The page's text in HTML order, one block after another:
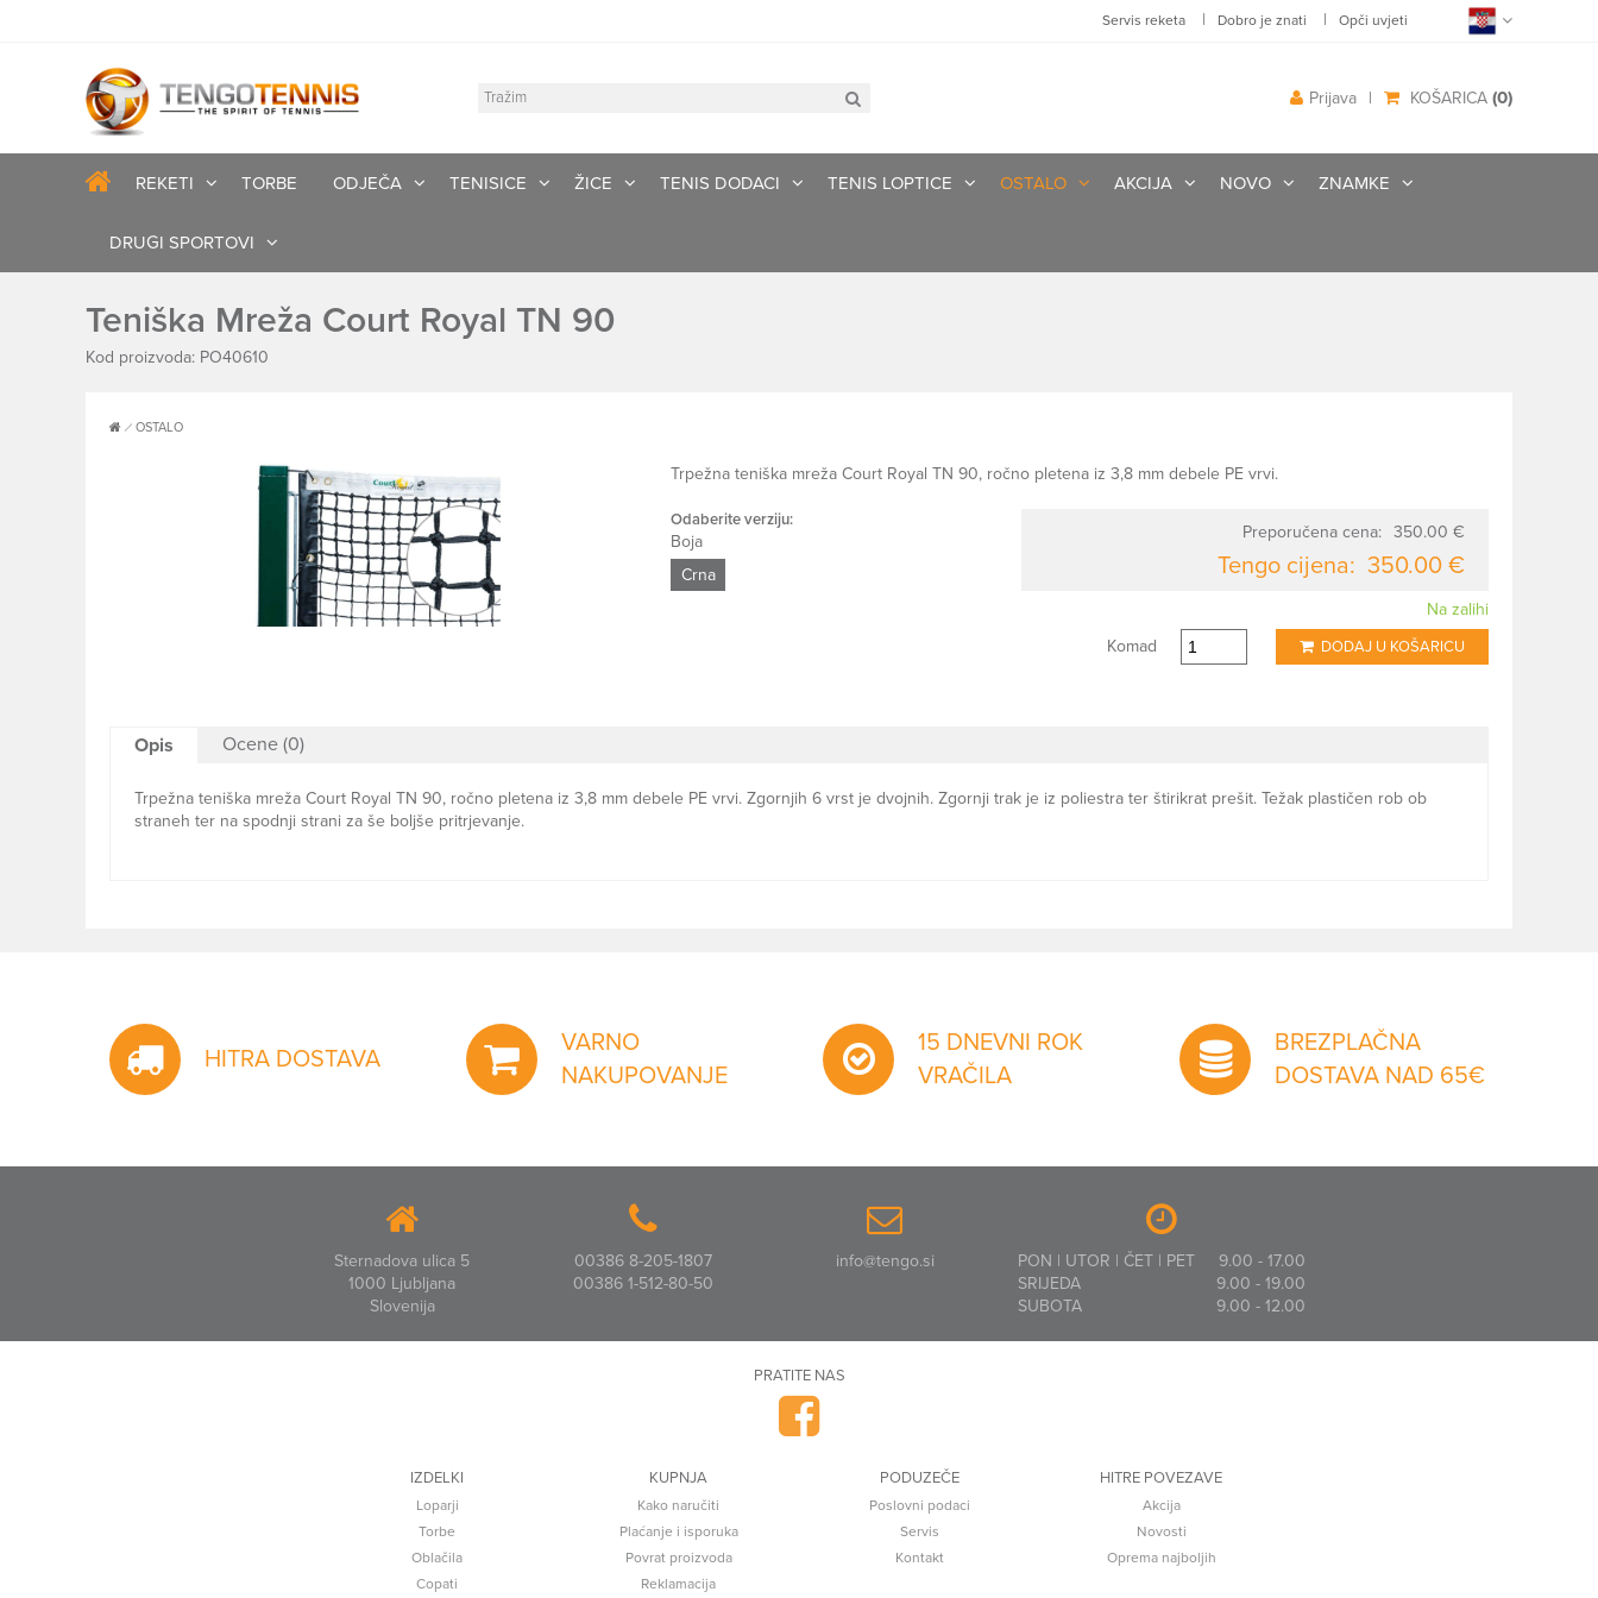
Servis reketa | Dobro je znati | Opči uvjeti
KOŠARICA (0)
|
Prijava
REKETI TORBE ODJEČA TENISICE ŽICE TENIS DODACI TENIS LOPTICE OSTALO AKCIJA NOVO ZNAMKE
DRUGI SPORTOVI
Teniška Mreža Court Royal TN 90
Kod proizvoda: PO40610
OSTALO
Trpežna teniška mreža Court Royal TN 90, ročno pletena iz 3,8 mm debele PE vrvi.
Odaberite verziju:
Boja
Crna
Preporučena cena: 350.00 €
Tengo cijena: 350.00 €
Na zalihi
Komad
DODAJ U KOŠARICU
Opis Ocene (0)
Trpežna teniška mreža Court Royal TN 90, ročno pletena iz 3,8 mm debele PE vrvi. Zgornjih 6 vrst je dvojnih. Zgornji trak je iz poliestra ter štirikrat prešit. Težak plastičen rob ob
straneh ter na spodnji strani za še boljše pritrjevanje.
HITRA DOSTAVA
VARNO
NAKUPOVANJE
15 DNEVNI ROK
VRAČILA
BREZPLAČNA
DOSTAVA NAD 65€
Sternadova ulica 5
1000 Ljubljana
Slovenija
00386 8-205-1807
00386 1-512-80-50
info@tengo.si PON | UTOR | ČET | PET
9.00 - 17.00
SRIJEDA
9.00 - 19.00
SUBOTA
9.00 - 12.00
PRATITE NAS
IZDELKI
Loparji
Torbe
Oblačila
Copati
KUPNJA
Kako naručiti
Plaćanje i isporuka
Povrat proizvoda
Reklamacija
PODUZEČE
Poslovni podaci
Servis
Kontakt
HITRE POVEZAVE
Akcija
Novosti
Oprema najboljih